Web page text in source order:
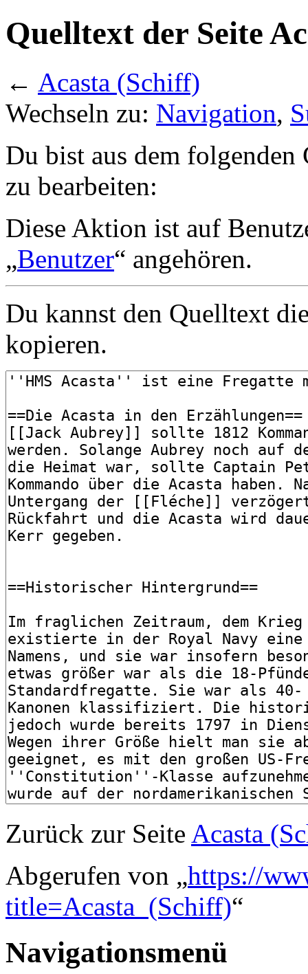
Quelltext der Seite
← Acasta (Schiff)
Wechseln zu: Navigation,
Du bist aus dem
zu bearbeiten:
Diese Aktion ist auf
„Benutzer“ angehören.
Du kannst den Quelltext
kopieren.
Zurück zur Seite Acasta
Abgerufen von „https://
title=Acasta_(Schiff)“
Navigationsmenü